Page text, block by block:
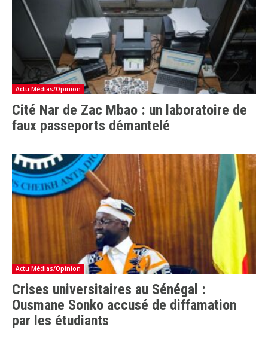
Actu Médias/Opinion
Cité Nar de Zac Mbao : un laboratoire de
faux passeports démantelé
Actu Médias/Opinion
Crises universitaires au Sénégal :
Ousmane Sonko accusé de diffamation
par les étudiants